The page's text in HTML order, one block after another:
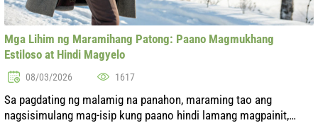
Mga Lihim ng Maramihang Patong: Paano Magmukhang
Estiloso at Hindi Magyelo
08/03/2026 1617
Sa pagdating ng malamig na panahon, maraming tao ang
nagsisimulang mag-isip kung paano hindi lamang magpainit,